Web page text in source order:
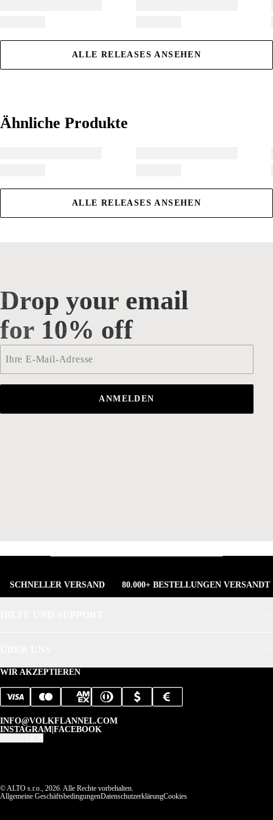
ALLE RELEASES ANSEHEN
Ähnliche Produkte
Ähnliche Produkte
ALLE RELEASES ANSEHEN
Drop your email for 10% off
Drop your email
for 10% off
ANMELDEN
SCHNELLER VERSAND 80.000+ BESTELLUNGEN VERSANDT
WIR AKZEPTIEREN
INFO@VOLKFLANNEL.COM
INSTAGRAM FACEBOOK
© ALTO s.r.o., 2026. Alle Rechte vorbehalten.
Allgemeine GeschäftsbedingungenDatenschutzerklärungCookies